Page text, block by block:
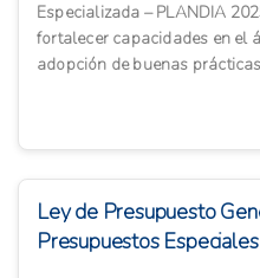
Especializada – PLANDIA
fortalecer capacidades en el
adopción de buenas
Ley de Presupuesto
Presupuestos